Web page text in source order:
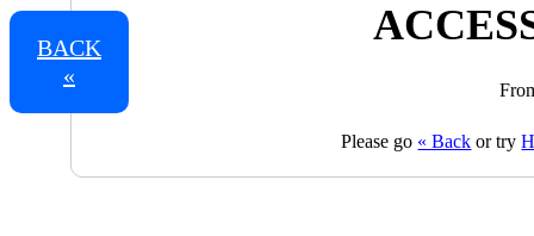
BACK
«
Please go « Back or try